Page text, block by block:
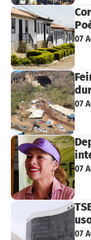
07
07
07
07